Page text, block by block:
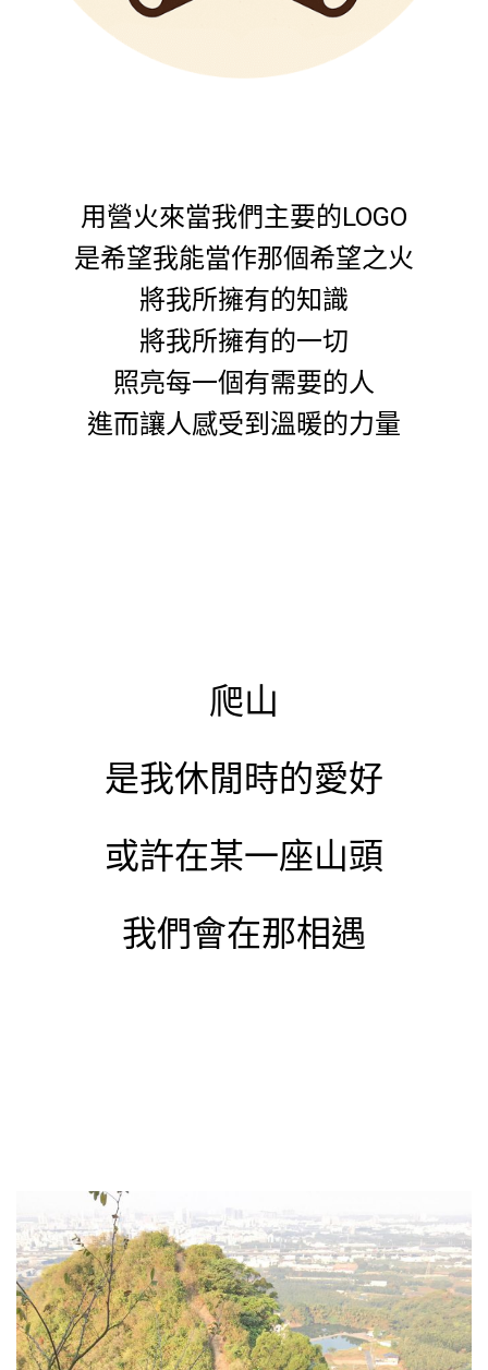
用營火來當我們主要的LOGO
是希望我能當作那個希望之火
將我所擁有的知識
將我所擁有的一切
照亮每一個有需要的人
進而讓人感受到溫暖的力量
爬山
是我休閒時的愛好
或許在某一座山頭
我們會在那相遇